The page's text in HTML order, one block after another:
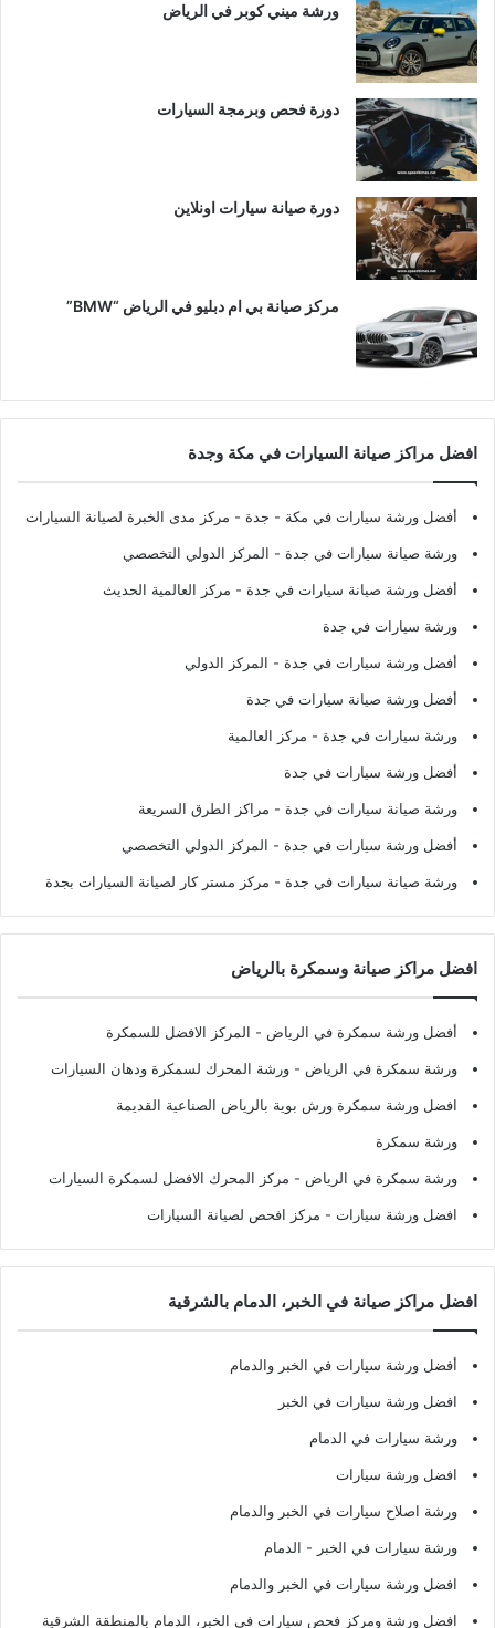
ورشة ميني كوبر في الرياض
دورة فحص وبرمجة السيارات
دورة صيانة سيارات اونلاين
مركز صيانة بي ام دبليو في الرياض “BMW”
افضل مراكز صيانة السيارات في مكة وجدة
أفضل ورشة سيارات في مكة - جدة - مركز مدى الخبرة لصيانة السيارات
ورشة صيانة سيارات في جدة - المركز الدولي التخصصي
أفضل ورشة صيانة سيارات في جدة - مركز العالمية الحديث
ورشة سيارات في جدة
أفضل ورشة سيارات في جدة - المركز الدولي
أفضل ورشة صيانة سيارات في جدة
ورشة سيارات في جدة - مركز العالمية
أفضل ورشة سيارات في جدة
ورشة صيانة سيارات في جدة - مراكز الطرق السريعة
أفضل ورشة سيارات في جدة - المركز الدولي التخصصي
ورشة صيانة سيارات في جدة - مركز مستر كار لصيانة السيارات بجدة
افضل مراكز صيانة وسمكرة بالرياض
أفضل ورشة سمكرة في الرياض - المركز الافضل للسمكرة
ورشة سمكرة في الرياض - ورشة المحرك لسمكرة ودهان السيارات
افضل ورشة سمكرة ورش بوية بالرياض الصناعية القديمة
ورشة سمكرة
ورشة سمكرة في الرياض - مركز المحرك الافضل لسمكرة السيارات
افضل ورشة سيارات - مركز افحص لصيانة السيارات
افضل مراكز صيانة في الخبر، الدمام بالشرقية
أفضل ورشة سيارات في الخبر والدمام
افضل ورشة سيارات في الخبر
ورشة سيارات في الدمام
افضل ورشة سيارات
ورشة اصلاح سيارات في الخبر والدمام
ورشة سيارات في الخبر - الدمام
افضل ورشة سيارات في الخبر والدمام
افضل ورشة ومركز فحص سيارات في الخبر، الدمام بالمنطقة الشرقية